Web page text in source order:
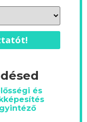
és